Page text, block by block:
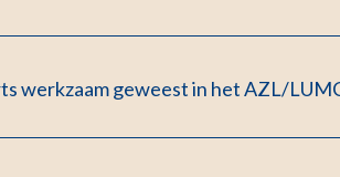
werkzaam geweest in het AZL/